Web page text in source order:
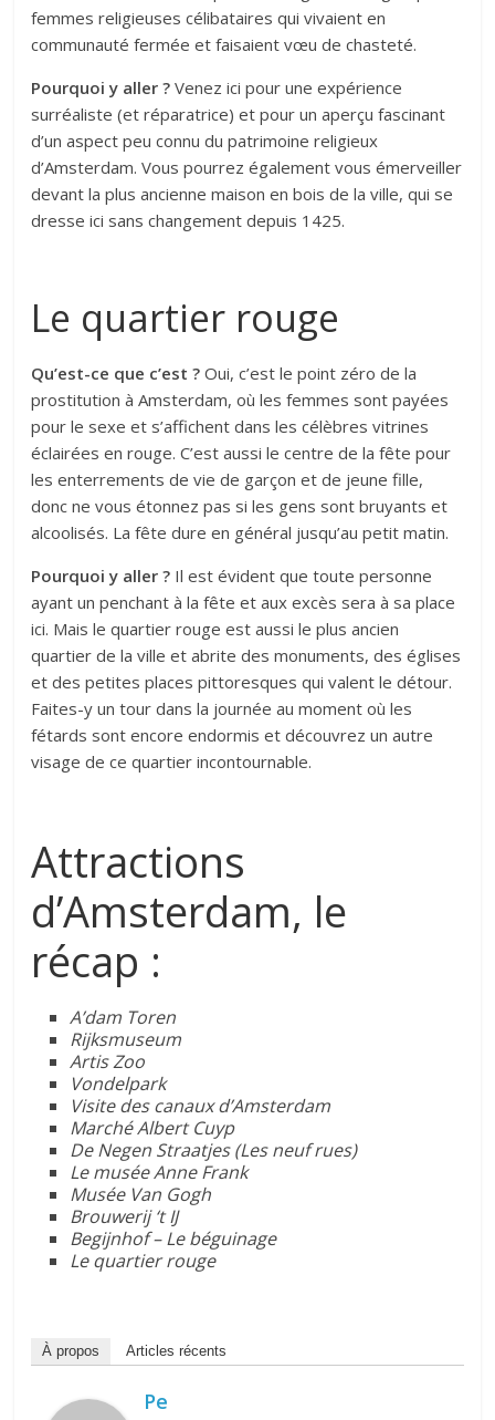
femmes religieuses célibataires qui vivaient en
communauté fermée et faisaient vœu de chasteté.
Pourquoi y aller ? Venez ici pour une expérience
surréaliste (et réparatrice) et pour un aperçu fascinant
d’un aspect peu connu du patrimoine religieux
d’Amsterdam. Vous pourrez également vous émerveiller
devant la plus ancienne maison en bois de la ville, qui se
dresse ici sans changement depuis 1425.
Le quartier rouge
Qu’est-ce que c’est ? Oui, c’est le point zéro de la
prostitution à Amsterdam, où les femmes sont payées
pour le sexe et s’affichent dans les célèbres vitrines
éclairées en rouge. C’est aussi le centre de la fête pour
les enterrements de vie de garçon et de jeune fille,
donc ne vous étonnez pas si les gens sont bruyants et
alcoolisés. La fête dure en général jusqu’au petit matin.
Pourquoi y aller ? Il est évident que toute personne
ayant un penchant à la fête et aux excès sera à sa place
ici. Mais le quartier rouge est aussi le plus ancien
quartier de la ville et abrite des monuments, des églises
et des petites places pittoresques qui valent le détour.
Faites-y un tour dans la journée au moment où les
fétards sont encore endormis et découvrez un autre
visage de ce quartier incontournable.
Attractions
d’Amsterdam, le
récap :
A’dam Toren
Rijksmuseum
Artis Zoo
Vondelpark
Visite des canaux d’Amsterdam
Marché Albert Cuyp
De Negen Straatjes (Les neuf rues)
Le musée Anne Frank
Musée Van Gogh
Brouwerij ‘t IJ
Begijnhof – Le béguinage
Le quartier rouge
À propos Articles récents
Pe